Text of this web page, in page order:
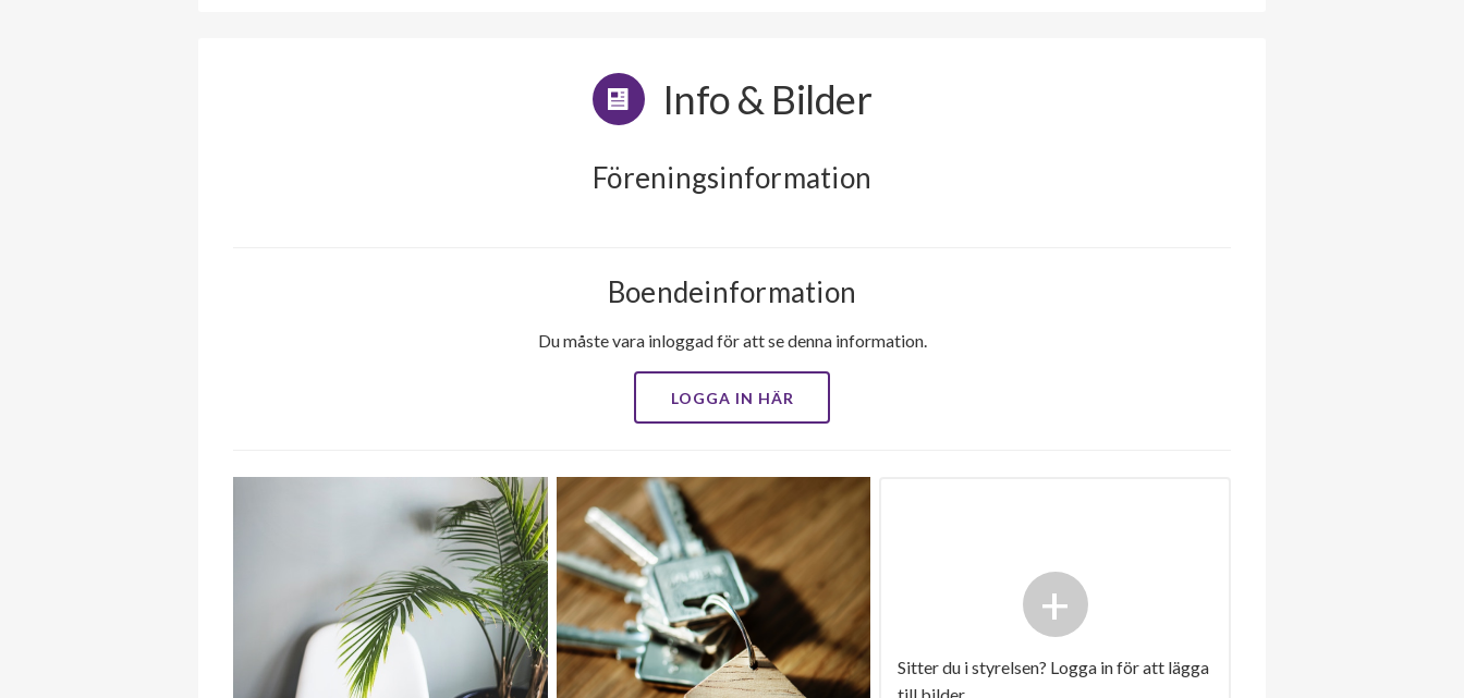
Info & Bilder
Föreningsinformation
Boendeinformation
Du måste vara inloggad för att se denna information.
LOGGA IN HÄR
+
Sitter du i styrelsen? Logga in för att lägga